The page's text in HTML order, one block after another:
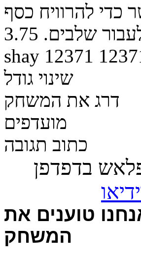
להרוויח כסף
שלבים. 3.75
shay 12371
שינוי גודל
דרג את המשחק
מועדפים
כתוב תגובה
בדפדפן
טוענים את
המשחק